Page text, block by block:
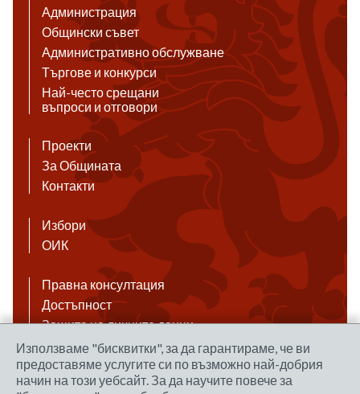
Администрация
Общински съвет
Административно обслужване
Търгове и конкурси
Най-често срещани
въпроси и отговори
Проекти
За Общината
Контакти
Избори
ОИК
Правна консултация
Достъпност
Защита на личните данни
Антикорупция
Връзки
Използваме "бисквитки", за да гарантираме, че ви
предоставяме услугите си по възможно най-добрия
начин на този уебсайт. За да научите повече за